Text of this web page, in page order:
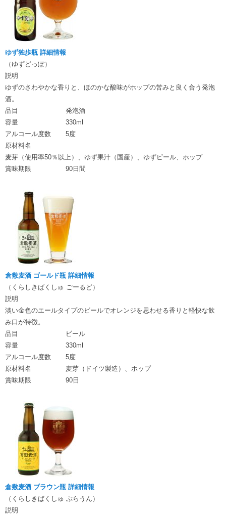
ゆず独歩瓶 詳細情報
（ゆずどっぽ）
説明
ゆずのさわやかな香りと、ほのかな酸味がホップの苦みと良く合う発泡
酒。
品目
発泡酒
容量
330ml
アルコール度数
5度
原材料名
麦芽（使用率50％以上）、ゆず果汁（国産）、ゆずピール、ホップ
賞味期限
90日間
倉敷麦酒 ゴールド瓶 詳細情報
（くらしきばくしゅ ごーるど）
説明
淡い金色のエールタイプのビールでオレンジを思わせる香りと軽快な飲
み口が特徴。
品目
ビール
容量
330ml
アルコール度数
5度
原材料名
麦芽（ドイツ製造）、ホップ
賞味期限
90日
倉敷麦酒 ブラウン瓶 詳細情報
（くらしきばくしゅ ぶらうん）
説明